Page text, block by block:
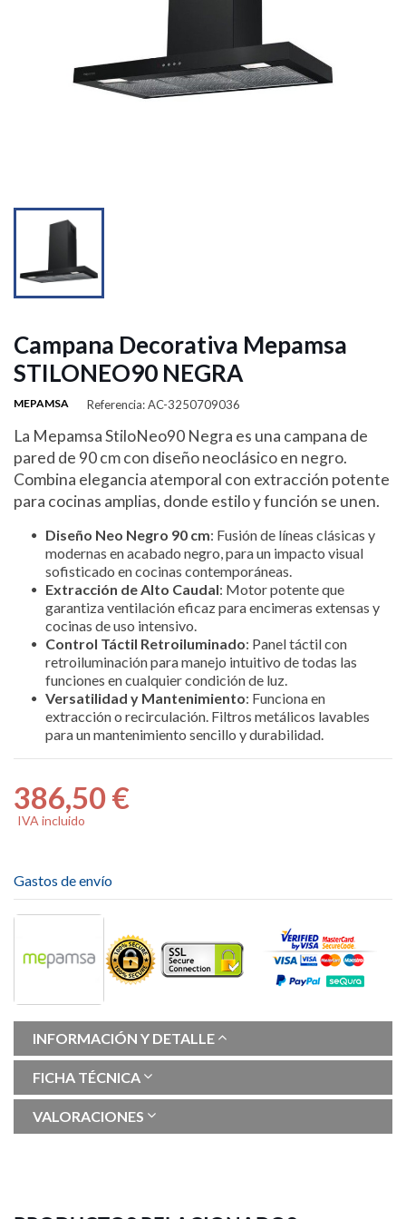
Campana Decorativa Mepamsa
STILONEO90 NEGRA
MEPAMSA Referencia: AC-3250709036
La Mepamsa StiloNeo90 Negra es una campana de
pared de 90 cm con diseño neoclásico en negro.
Combina elegancia atemporal con extracción potente
para cocinas amplias, donde estilo y función se unen.
Diseño Neo Negro 90 cm: Fusión de líneas clásicas y
modernas en acabado negro, para un impacto visual
sofisticado en cocinas contemporáneas.
Extracción de Alto Caudal: Motor potente que
garantiza ventilación eficaz para encimeras extensas y
cocinas de uso intensivo.
Control Táctil Retroiluminado: Panel táctil con
retroiluminación para manejo intuitivo de todas las
funciones en cualquier condición de luz.
Versatilidad y Mantenimiento: Funciona en
extracción o recirculación. Filtros metálicos lavables
para un mantenimiento sencillo y durabilidad.
386,50 €
IVA incluido
Gastos de envío
INFORMACIÓN Y DETALLE
FICHA TÉCNICA
VALORACIONES